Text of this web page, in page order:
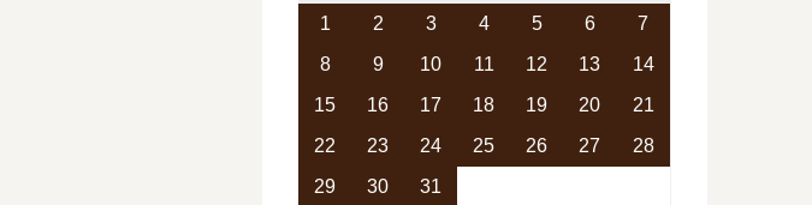
1
2 3 4 5 6
7
8
9 10 11 12 13
14
15
16 17 18 19 20
21
22
23 24 25 26 27
28
29
30
31